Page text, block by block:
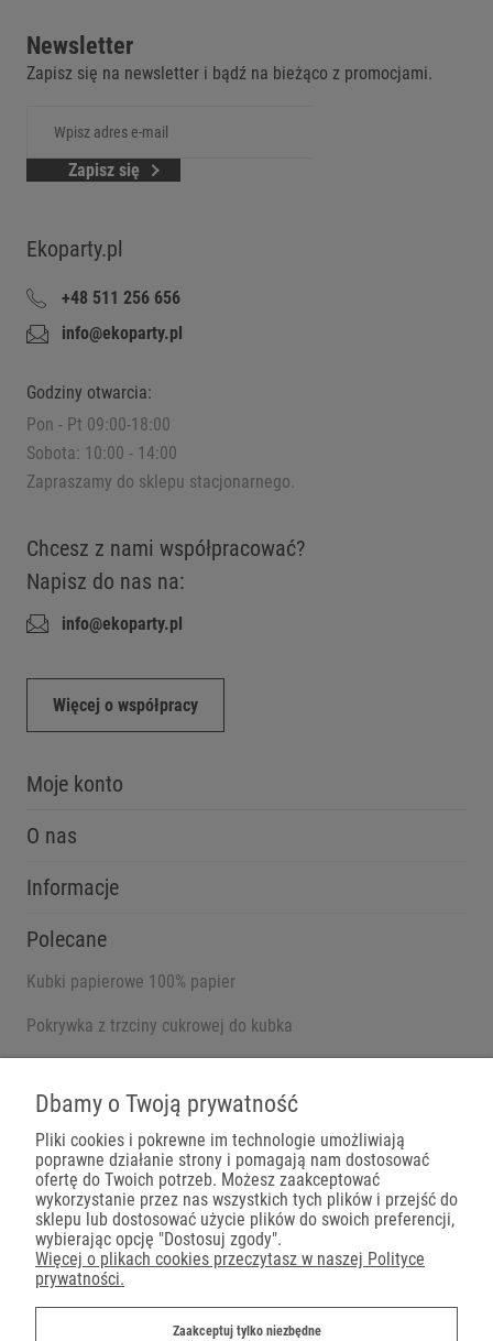
Newsletter
Zapisz się na newsletter i bądź na bieżąco z promocjami.
Zapisz się
Ekoparty.pl
+48 511 256 656
info@ekoparty.pl
Godziny otwarcia:
Pon - Pt 09:00-18:00
Sobota: 10:00 - 14:00
Zapraszamy do sklepu stacjonarnego.
Chcesz z nami współpracować?
Napisz do nas na:
info@ekoparty.pl
Więcej o współpracy
Moje konto
O nas
Informacje
Polecane
Kubki papierowe 100% papier
Pokrywka z trzciny cukrowej do kubka
Płatności
Dbamy o Twoją prywatność
Pliki cookies i pokrewne im technologie umożliwiają
poprawne działanie strony i pomagają nam dostosować
ofertę do Twoich potrzeb. Możesz zaakceptować
wykorzystanie przez nas wszystkich tych plików i przejść do
sklepu lub dostosować użycie plików do swoich preferencji,
wybierając opcję "Dostosuj zgody".
Więcej o plikach cookies przeczytasz w naszej Polityce
prywatności.
Zaakceptuj tylko niezbędne